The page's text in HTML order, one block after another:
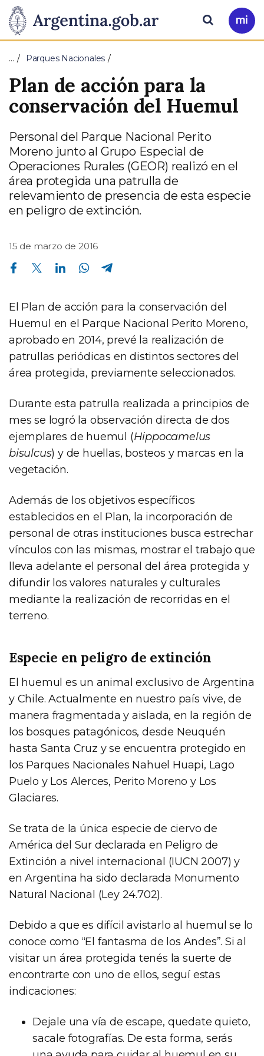
Presidencia
de
la
Nación
Pasar al contenido principal
Ir
a
Buscar
… Parques Nacionales
Plan de acción para la
conservación del Huemul
Personal del Parque Nacional Perito
Moreno junto al Grupo Especial de
Operaciones Rurales (GEOR) realizó en el
área protegida una patrulla de
relevamiento de presencia de esta especie
en peligro de extinción.
15 de marzo de 2016
Compartir en Facebook Compartir en Twitter Compartir en Linkedin Compartir en Whatsapp
El Plan de acción para la conservación del
Huemul en el Parque Nacional Perito Moreno,
aprobado en 2014, prevé la realización de
patrullas periódicas en distintos sectores del
área protegida, previamente seleccionados.
Durante esta patrulla realizada a principios de
mes se logró la observación directa de dos
ejemplares de huemul (Hippocamelus
bisulcus) y de huellas, bosteos y marcas en la
vegetación.
Además de los objetivos específicos
establecidos en el Plan, la incorporación de
personal de otras instituciones busca estrechar
vínculos con las mismas, mostrar el trabajo que
lleva adelante el personal del área protegida y
difundir los valores naturales y culturales
mediante la realización de recorridas en el
terreno.
Especie en peligro de extinción
El huemul es un animal exclusivo de Argentina
y Chile. Actualmente en nuestro país vive, de
manera fragmentada y aislada, en la región de
los bosques patagónicos, desde Neuquén
hasta Santa Cruz y se encuentra protegido en
los Parques Nacionales Nahuel Huapi, Lago
Puelo y Los Alerces, Perito Moreno y Los
Glaciares.
Se trata de la única especie de ciervo de
América del Sur declarada en Peligro de
Extinción a nivel internacional (IUCN 2007) y
en Argentina ha sido declarada Monumento
Natural Nacional (Ley 24.702).
Debido a que es difícil avistarlo al huemul se lo
conoce como “El fantasma de los Andes”. Si al
visitar un área protegida tenés la suerte de
encontrarte con uno de ellos, seguí estas
indicaciones:
Dejale una vía de escape, quedate quieto,
sacale fotografías. De esta forma, serás